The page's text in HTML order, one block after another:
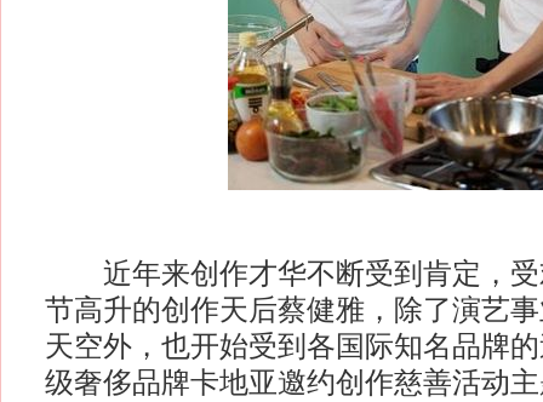
近年来创作才华不断受到肯定，受
节高升的创作天后蔡健雅，除了演艺
天空外，也开始受到各国际知名品牌
级奢侈品牌卡地亚邀约创作慈善活动